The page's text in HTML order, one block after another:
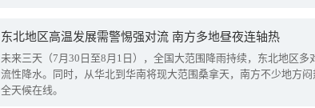
东北地区高温发展需警惕强对流 南方多地昼夜连轴热
未来三天（7月30日至8月1日），全国大范围降雨持续，东北地区多
流性降水。同时，从华北到华南将现大范围桑拿天，南方不少地方闷
全天候在线。